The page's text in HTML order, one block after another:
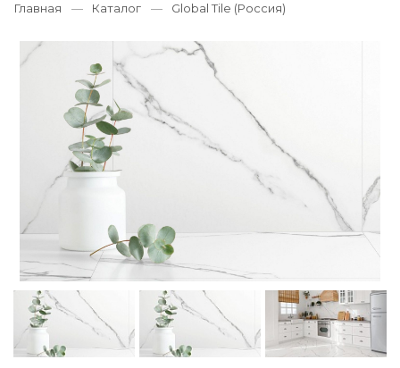
Главная — Каталог — Global Tile (Россия)